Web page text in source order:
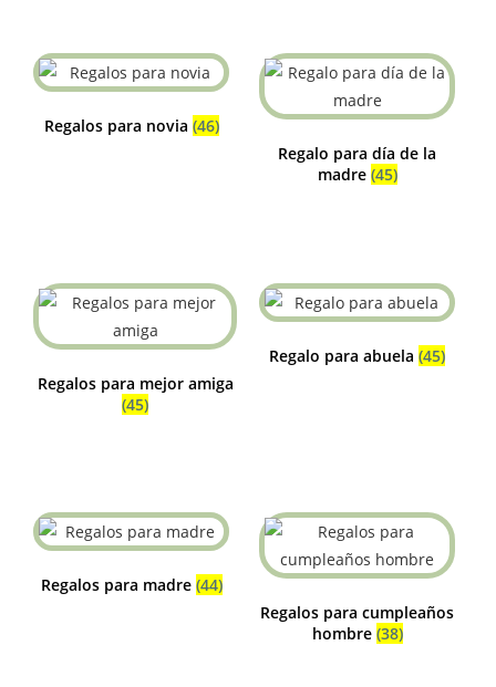
Regalos para novia (46)
Regalo para día de la
madre (45)
Regalos para mejor amiga
(45)
Regalo para abuela (45)
Regalos para madre (44)
Regalos para cumpleaños
hombre (38)